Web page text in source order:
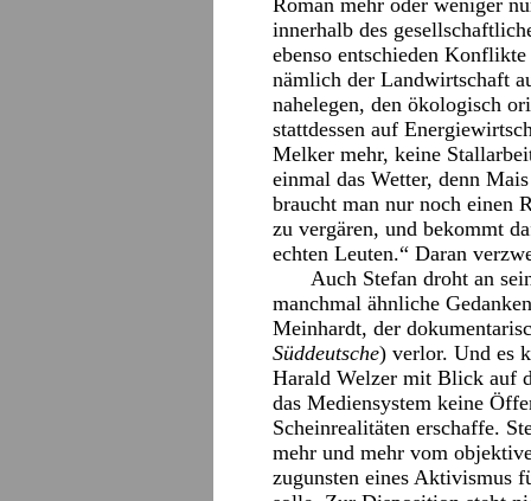
Roman mehr oder weniger
innerhalb des
ebenso entschieden
nämlich der Landwirtschaft
nahelegen, den ökologisch
stattdessen auf
Melker mehr, keine
einmal das Wetter, denn
braucht man nur noch einen
zu vergären, und bekommt
echten Leuten.“ Daran
Auch Stefan droht an
manchmal ähnliche
Meinhardt, der
Süddeutsche) verlor. Und es
Harald Welzer mit Blick auf
das Mediensystem keine
Scheinrealitäten erschaffe.
mehr und mehr vom
zugunsten eines Aktivismus